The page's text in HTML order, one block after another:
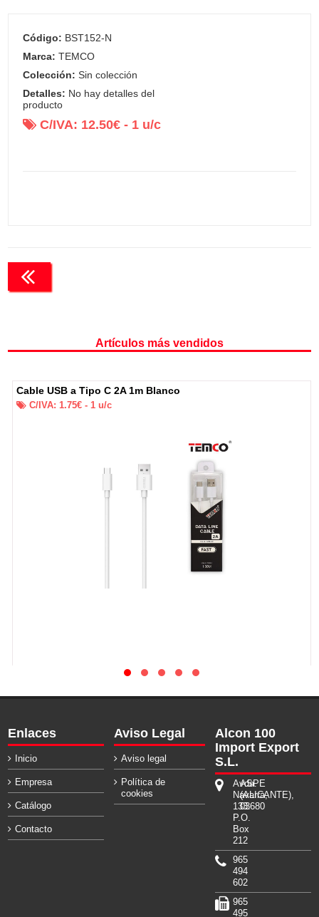
Código: BST152-N
Marca: TEMCO
Colección: Sin colección
Detalles: No hay detalles del
producto
C/IVA: 12.50€ - 1 u/c
Artículos más vendidos
Cable USB a Tipo C 2A 1m Blanco
C/IVA: 1.75€ - 1u/c
Enlaces
Inicio
Empresa
Catálogo
Contacto
Aviso Legal
Aviso legal
Política de
cookies
Alcon 100
Import Export
S.L.
Avda.
Navarra,
133.
P.O.
Box
212
ASPE
(ALICANTE),
03680
965
494
602
965
495